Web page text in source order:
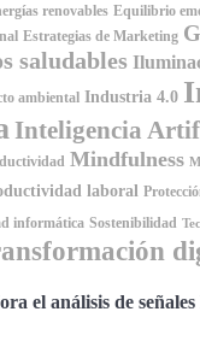
renovables Equilibrio
Estrategias de Marketing
saludables
ambiental Industria 4.0
Inteligencia
Mindfulness
laboral
informática Sostenibilidad
el análisis de